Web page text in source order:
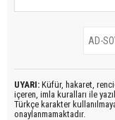
UYARI: Küfür, hakaret,
içeren, imla kuralları ile
Türkçe karakter
onaylanmamaktadır.